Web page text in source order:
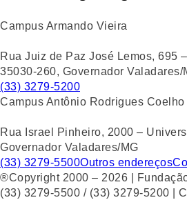
Campus Armando Vieira
Rua Juiz de Paz José Lemos, 695
35030-260, Governador Valadares/
(33) 3279-5200
Campus Antônio Rodrigues Coelho
Rua Israel Pinheiro, 2000 –
Governador Valadares/MG
(33) 3279-5500Outros endereços
®Copyright 2000 – 2026 |
(33) 3279-5500 / (33) 3279-5200 |